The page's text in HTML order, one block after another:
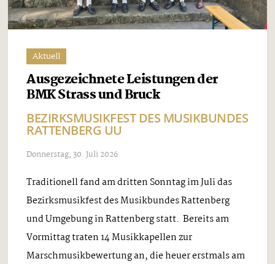
Aktuell
Ausgezeichnete Leistungen der
BMK Strass und Bruck
BEZIRKSMUSIKFEST DES MUSIKBUNDES
RATTENBERG UU
Donnerstag, 30. Juli 2026
Traditionell fand am dritten Sonntag im Juli das
Bezirksmusikfest des Musikbundes Rattenberg
und Umgebung in Rattenberg statt. Bereits am
Vormittag traten 14 Musikkapellen zur
Marschmusikbewertung an, die heuer erstmals am